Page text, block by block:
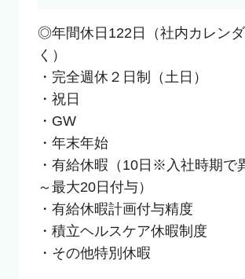
◎年間休日122日（社内カレン
く）
・完全週休２日制（土日）
・祝日
・GW
・年末年始
・有給休暇（10日※入社時期で
～最大20日付与）
・有給休暇計画付与精度
・積立ヘルスケア休暇制度
・その他特別休暇